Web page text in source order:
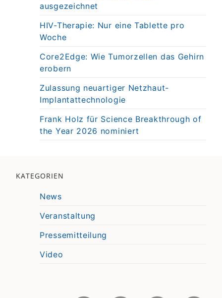
ausgezeichnet
HIV-Therapie: Nur eine Tablette pro
Woche
Core2Edge: Wie Tumorzellen das Gehirn
erobern
Zulassung neuartiger Netzhaut-
Implantattechnologie
Frank Holz für Science Breakthrough of
the Year 2026 nominiert
KATEGORIEN
News
Veranstaltung
Pressemitteilung
Video